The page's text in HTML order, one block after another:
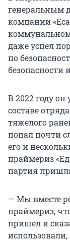
генеральным
компании
даже успел
по
В 2022 году
составе
тяжелого
попал почти
его и
праймериз
партия
— Мы вместе
праймериз,
пришел и